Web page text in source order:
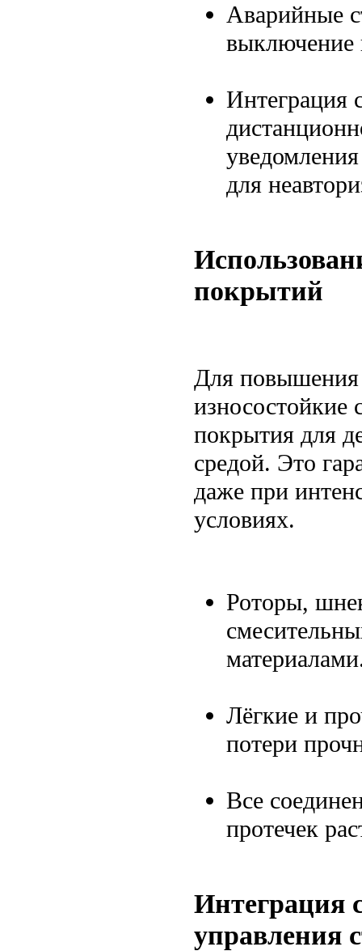
Аварийные
выключение
Интеграция
для
покрытий
Для повышения
покрытия для
средой. Это
даже при
условиях.
Роторы,
Лёгкие и
потери
Все
протечек
Интеграция
управления